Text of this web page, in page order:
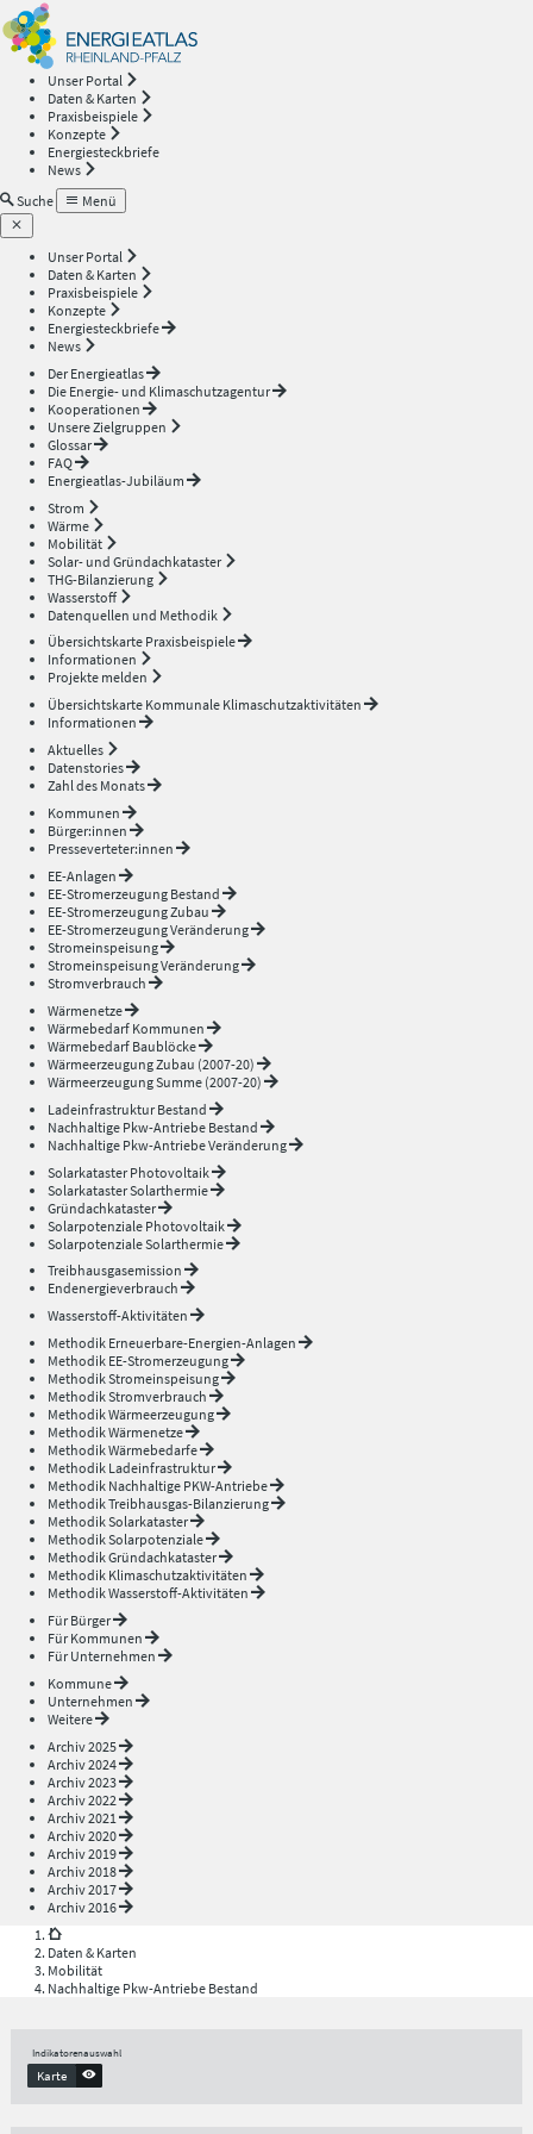
Unser Portal
Daten & Karten
Praxisbeispiele
Konzepte
Energiesteckbriefe
News
Suche
Menü
Unser Portal
Daten & Karten
Praxisbeispiele
Konzepte
Energiesteckbriefe
News
Der Energieatlas
Die Energie- und Klimaschutzagentur
Kooperationen
Unsere Zielgruppen
Glossar
FAQ
Energieatlas-Jubiläum
Strom
Wärme
Mobilität
Solar- und Gründachkataster
THG-Bilanzierung
Wasserstoff
Datenquellen und Methodik
Übersichtskarte Praxisbeispiele
Informationen
Projekte melden
Übersichtskarte Kommunale Klimaschutzaktivitäten
Informationen
Aktuelles
Datenstories
Zahl des Monats
Kommunen
Bürger:innen
Presseverteter:innen
EE-Anlagen
EE-Stromerzeugung Bestand
EE-Stromerzeugung Zubau
EE-Stromerzeugung Veränderung
Stromeinspeisung
Stromeinspeisung Veränderung
Stromverbrauch
Wärmenetze
Wärmebedarf Kommunen
Wärmebedarf Baublöcke
Wärmeerzeugung Zubau (2007-20)
Wärmeerzeugung Summe (2007-20)
Ladeinfrastruktur Bestand
Nachhaltige Pkw-Antriebe Bestand
Nachhaltige Pkw-Antriebe Veränderung
Solarkataster Photovoltaik
Solarkataster Solarthermie
Gründachkataster
Solarpotenziale Photovoltaik
Solarpotenziale Solarthermie
Treibhausgasemission
Endenergieverbrauch
Wasserstoff-Aktivitäten
Methodik Erneuerbare-Energien-Anlagen
Methodik EE-Stromerzeugung
Methodik Stromeinspeisung
Methodik Stromverbrauch
Methodik Wärmeerzeugung
Methodik Wärmenetze
Methodik Wärmebedarfe
Methodik Ladeinfrastruktur
Methodik Nachhaltige PKW-Antriebe
Methodik Treibhausgas-Bilanzierung
Methodik Solarkataster
Methodik Solarpotenziale
Methodik Gründachkataster
Methodik Klimaschutzaktivitäten
Methodik Wasserstoff-Aktivitäten
Für Bürger
Für Kommunen
Für Unternehmen
Kommune
Unternehmen
Weitere
Archiv 2025
Archiv 2024
Archiv 2023
Archiv 2022
Archiv 2021
Archiv 2020
Archiv 2019
Archiv 2018
Archiv 2017
Archiv 2016
Daten & Karten
Mobilität
Nachhaltige Pkw-Antriebe Bestand
Indikatorenauswahl
Karte